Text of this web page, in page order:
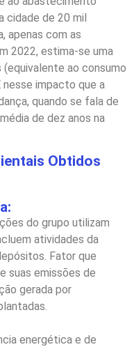
cidade de 20 mil
apenas com as
2022, estima-se uma
ao consumo
nesse impacto que a
quando se fala de
de dez anos na
Obtidos
do grupo utilizam
atividades da
Fator que
suas emissões de
gerada por
energética e de